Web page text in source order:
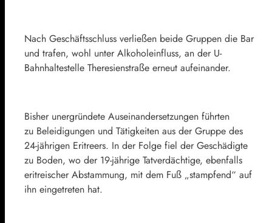
Nach Geschäftsschluss verließen beide Gruppen die Bar
und trafen, wohl unter Alkoholeinfluss, an der U-
Bahnhaltestelle Theresienstraße erneut aufeinander.
Bisher unergründete Auseinandersetzungen führten
zu Beleidigungen und Tätigkeiten aus der Gruppe des
24-jährigen Eritreers. In der Folge fiel der Geschädigte
zu Boden, wo der 19-jährige Tatverdächtige, ebenfalls
eritreischer Abstammung, mit dem Fuß „stampfend“ auf
ihn eingetreten hat.